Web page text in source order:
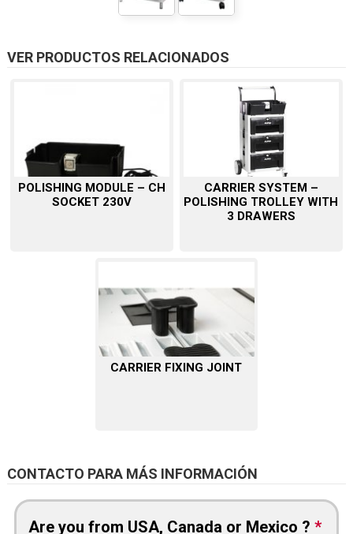
VER PRODUCTOS RELACIONADOS
POLISHING MODULE – CH
SOCKET 230V
CARRIER SYSTEM –
POLISHING TROLLEY WITH
3 DRAWERS
CARRIER FIXING JOINT
CONTACTO PARA MÁS INFORMACIÓN
Are you from USA, Canada or Mexico ? *